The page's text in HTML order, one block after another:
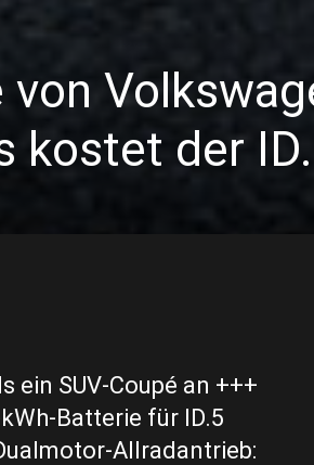
von
kostet der
ein SUV-Coupé an +++
Batterie für ID.5
Allradantrieb: